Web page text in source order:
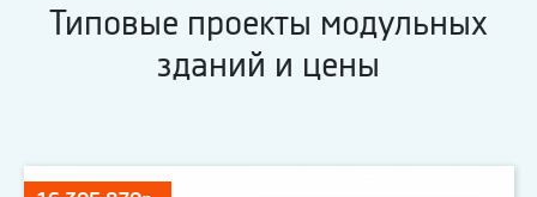
Типовые проекты модульных
зданий и цены